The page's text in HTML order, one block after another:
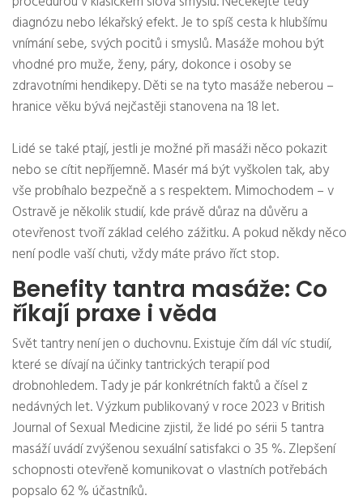
diagnózu nebo lékařský efekt. Je to spíš cesta k hlubšímu
vnímání sebe, svých pocitů i smyslů. Masáže mohou být
vhodné pro muže, ženy, páry, dokonce i osoby se
zdravotními hendikepy. Děti se na tyto masáže neberou –
hranice věku bývá nejčastěji stanovena na 18 let.
Lidé se také ptají, jestli je možné při masáži něco pokazit
nebo se cítit nepříjemně. Masér má být vyškolen tak, aby
vše probíhalo bezpečně a s respektem. Mimochodem – v
Ostravě je několik studií, kde právě důraz na důvěru a
otevřenost tvoří základ celého zážitku. A pokud někdy něco
není podle vaší chuti, vždy máte právo říct stop.
Benefity tantra masáže: Co
říkají praxe i věda
Svět tantry není jen o duchovnu. Existuje čím dál víc studií,
které se dívají na účinky tantrických terapií pod
drobnohledem. Tady je pár konkrétních faktů a čísel z
nedávných let. Výzkum publikovaný v roce 2023 v British
Journal of Sexual Medicine zjistil, že lidé po sérii 5 tantra
masáží uvádí zvýšenou sexuální satisfakci o 35 %. Zlepšení
schopnosti otevřeně komunikovat o vlastních potřebách
popsalo 62 % účastníků.